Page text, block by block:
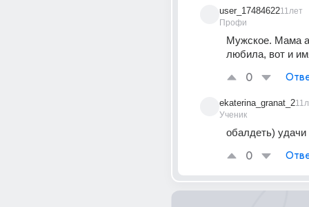
user_17484622
Профи
11лет
Мужское. Мама
любила, вот и
0
ekaterina_granat_2
Ученик
обалдеть)
0